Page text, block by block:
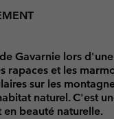
Gavarnie lors
rapaces et les
sur les
naturel. C'est
beauté naturelle.